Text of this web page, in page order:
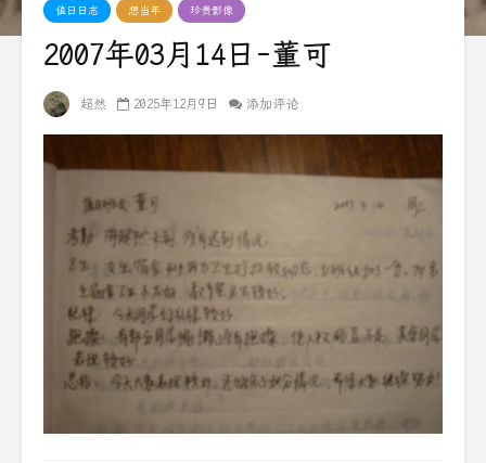
值日日志 想当年 珍贵影像
2007年03月14日-董可
超然 2025年12月9日 添加评论